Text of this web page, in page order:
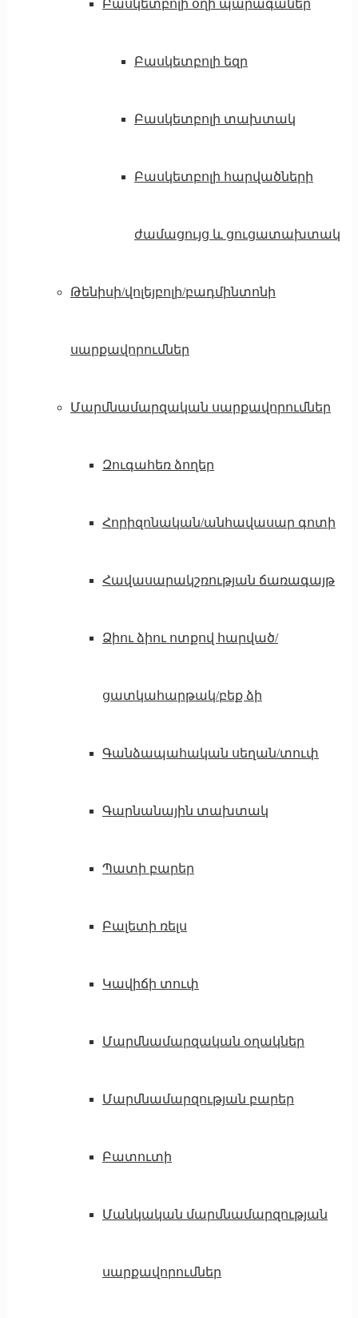
Բասկետբոլի օղի պարագաներ
Բասկետբոլի եզր
Բասկետբոլի տախտակ
Բասկետբոլի հարվածների
ժամացույց և ցուցատախտակ
Թենիսի/վոլեյբոլի/բադմինտոնի
սարքավորումներ
Մարմնամարզական սարքավորումներ
Զուգահեռ ձողեր
Հորիզոնական/անհավասար գոտի
Հավասարակշռության ճառագայթ
Ձիու ձիու ոտքով հարված/
ցատկահարթակ/բեք ձի
Գանձապահական սեղան/տուփ
Գարնանային տախտակ
Պատի բարեր
Բալետի ռելս
Կավիճի տուփ
Մարմնամարզական օղակներ
Մարմնամարզության բարեր
Բատուտի
Մանկական մարմնամարզության
սարքավորումներ